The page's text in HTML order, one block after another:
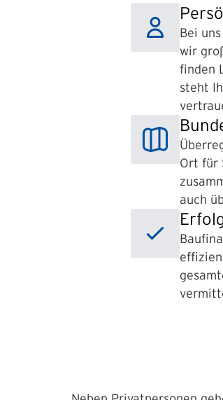
Bei
wir
finden
steht
Ort für
auch